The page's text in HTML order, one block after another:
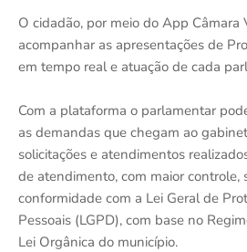
O cidadão, por meio do App Câmara
acompanhar as apresentações de
em tempo real e atuação de cada
Com a plataforma o parlamentar
as demandas que chegam ao
solicitações e atendimentos
de atendimento, com maior controle,
conformidade com a Lei Geral de
Pessoais (LGPD), com base no
Lei Orgânica do município.